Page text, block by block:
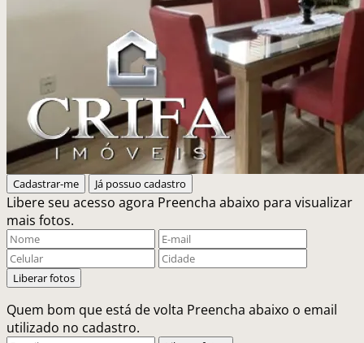
Cadastrar-me Já possuo cadastro
Libere seu acesso agora Preencha abaixo para visualizar
mais fotos.
Liberar fotos
Quem bom que está de volta Preencha abaixo o email
utilizado no cadastro.